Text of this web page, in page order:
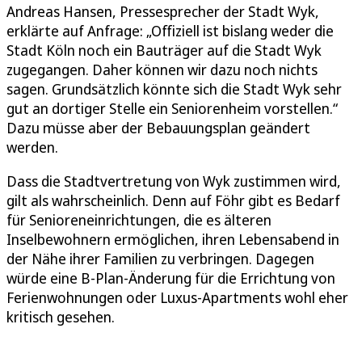
Andreas Hansen, Pressesprecher der Stadt Wyk,
erklärte auf Anfrage: „Offiziell ist bislang weder die
Stadt Köln noch ein Bauträger auf die Stadt Wyk
zugegangen. Daher können wir dazu noch nichts
sagen. Grundsätzlich könnte sich die Stadt Wyk sehr
gut an dortiger Stelle ein Seniorenheim vorstellen.“
Dazu müsse aber der Bebauungsplan geändert
werden.
Dass die Stadtvertretung von Wyk zustimmen wird,
gilt als wahrscheinlich. Denn auf Föhr gibt es Bedarf
für Senioreneinrichtungen, die es älteren
Inselbewohnern ermöglichen, ihren Lebensabend in
der Nähe ihrer Familien zu verbringen. Dagegen
würde eine B-Plan-Änderung für die Errichtung von
Ferienwohnungen oder Luxus-Apartments wohl eher
kritisch gesehen.